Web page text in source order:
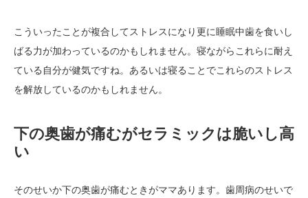
こういったことが複合してストレスになり更に睡眠中歯を食いし
ばる力が加わっているのかもしれません。寝ながらこれらに耐え
ている自分が健気ですね。あるいは寝ることでこれらのストレス
を解放しているのかもしれません。
下の奥歯が痛むがセラミックは脆いし高
い
そのせいか下の奥歯が痛むときがママあります。歯周病のせいで